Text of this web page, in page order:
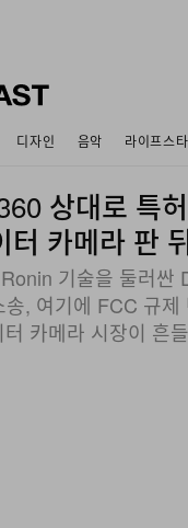
디자인 음악 라이프스
상대로 특
터 카메라 판
기술을 둘러싼
송, 여기에 FCC 규제
카메라 시장이 흔